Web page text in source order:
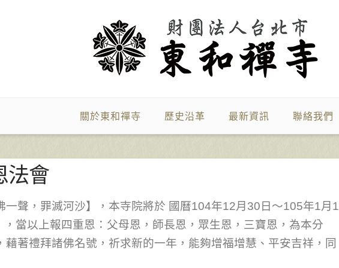
關於東和禪寺 歷史沿革 最新資訊 聯絡我們
法會
一聲，罪滅河沙】，本寺院將於 國曆104年12月30日～105年1月1
當以上報四重恩：父母恩，師長恩，眾生恩，三寶恩，為本分
藉著禮拜諸佛名號，祈求新的一年，能夠增福增慧、平安吉祥，同